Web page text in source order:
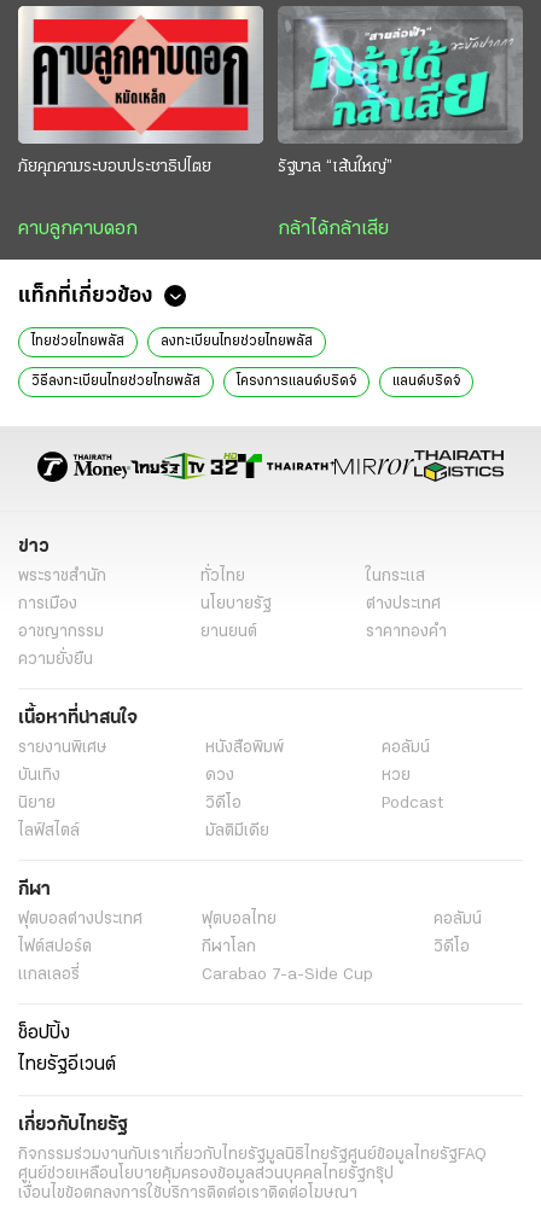
ภัยคุกคามระบอบประชาธิปไตย
คาบลูกคาบดอก
รัฐบาล “เส้นใหญ่”
กล้าได้กล้าเสีย
แท็กที่เกี่ยวข้อง
ไทยช่วยไทยพลัส ลงทะเบียนไทยช่วยไทยพลัส
วิธีลงทะเบียนไทยช่วยไทยพลัส โครงการแลนด์บริดจ์ แลนด์บริดจ์
โครงการแลนด์บริดจ์ ชุมพร-ระนอง พ.ร.ก.กู้เงิน 4 แสนล้าน
อนุทิน ชาญวีรกูล
นายกรัฐมนตรี รมว.คลัง รมว.คมนาคม วิเคราะห์การเมือง
ทีมการเมือง ไทยรัฐฉบับพิมพ์
ข่าว
พระราชสำนัก ทั่วไทย
ในกระแส
การเมือง
นโยบายรัฐ
ต่างประเทศ
อาชญากรรม
ยานยนต์
ราคาทองคำ
ความยั่งยืน
เนื้อหาที่น่าสนใจ
รายงานพิเศษ หนังสือพิมพ์
คอลัมน์
บันเทิง
ดวง
หวย
นิยาย
วิดีโอ
Podcast
ไลฟ์สไตล์
มัลติมีเดีย
กีฬา
ฟุตบอลต่่างประเทศ ฟุตบอลไทย
คอลัมน์
ไฟต์สปอร์ต
กีฬาโลก
วิดีโอ
แกลเลอรี่
Carabao 7-a-Side Cup
ช็อปปิ้ง
ไทยรัฐอีเวนต์
เกี่ยวกับไทยรัฐ
กิจกรรมร่วมงานกับเราเกี่ยวกับไทยรัฐมูลนิธิไทยรัฐศูนย์ข้อมูลไทยรัฐFAQ
ศูนย์ช่วยเหลือนโยบายคุ้มครองข้อมูลส่วนบุคคลไทยรัฐกรุ๊ป
เงื่อนไขข้อตกลงการใช้บริการติดต่อเราติดต่อโฆษณา